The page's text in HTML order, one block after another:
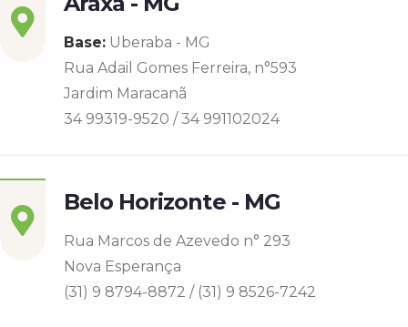
Base: Uberaba - MG
Rua Adail Gomes Ferreira, n°593
Jardim Maracanã
34 99319-9520 / 34 991102024
Belo Horizonte - MG
Rua Marcos de Azevedo n° 293
Nova Esperança
(31) 9 8794-8872 / (31) 9 8526-7242